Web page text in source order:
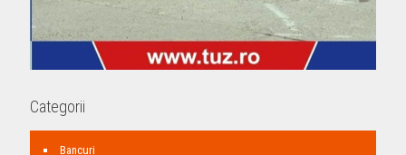
Categorii
Bancuri